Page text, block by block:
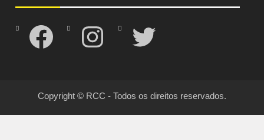
Facebook Instagram Twitter
Copyright © RCC - Todos os direitos reservados.